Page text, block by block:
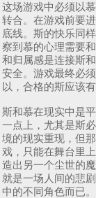
这场游戏中必须以
转合。在游戏前要
底线。斯的快乐同
察到慕的心理需要
和归属感是连接斯
安全。游戏最终必
以，合格的斯应该
斯和慕在现实中是
一点上，尤其是斯
境的现实重现，但
戏，只能在舞台里
造出另一个尘世的
就是一场人间的悲
中的不同角色而已